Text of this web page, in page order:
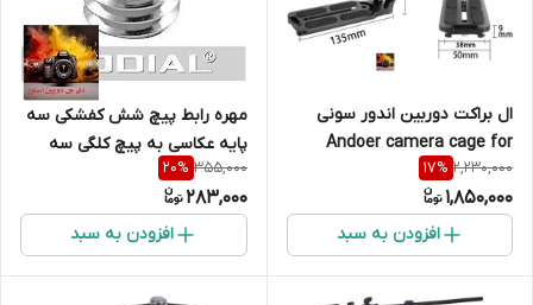
ال براکت دوربین اندور سونی
Andoer camera cage for
sony A7C
2,230,000
17%
1,850,000
افزودن به سبد
مهره رابط پیچ شش کفشکی سه
پایه عکاسی به پیچ کلگی سه
پایه هاما
355,000
20%
283,000
افزودن به سبد